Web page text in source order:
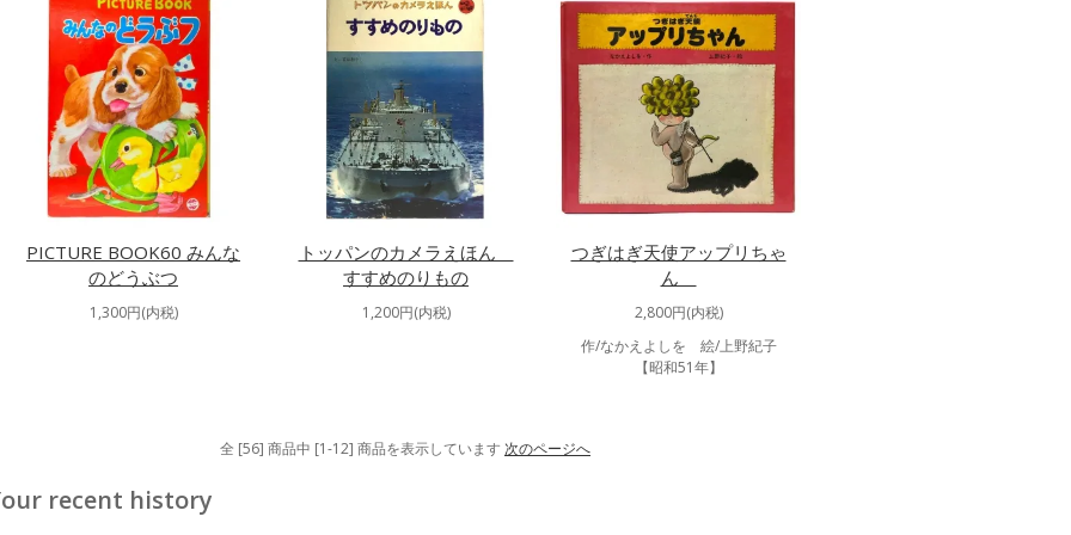
PICTURE BOOK60 みんな
のどうぶつ
1,300円(内税)
トッパンのカメラえほん
すすめのりもの
1,200円(内税)
つぎはぎ天使アップリちゃ
ん
2,800円(内税)
作/なかえよしを 絵/上野紀子
【昭和51年】
全 [56] 商品中 [1-12] 商品を表示しています 次のページへ
recent history